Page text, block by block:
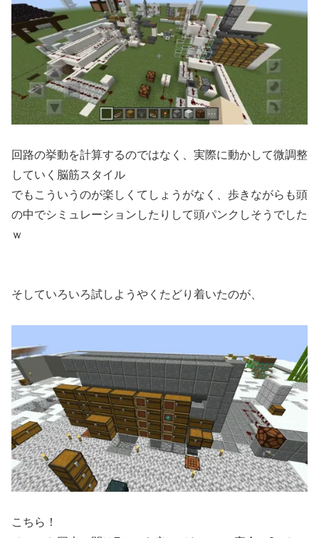
回路の挙動を計算するのではなく、実際に動かして微調整
していく脳筋スタイル
でもこういうのが楽しくてしょうがなく、歩きながらも頭
の中でシミュレーションしたりして頭パンクしそうでした
ｗ
そしていろいろ試しようやくたどり着いたのが、
こちら！